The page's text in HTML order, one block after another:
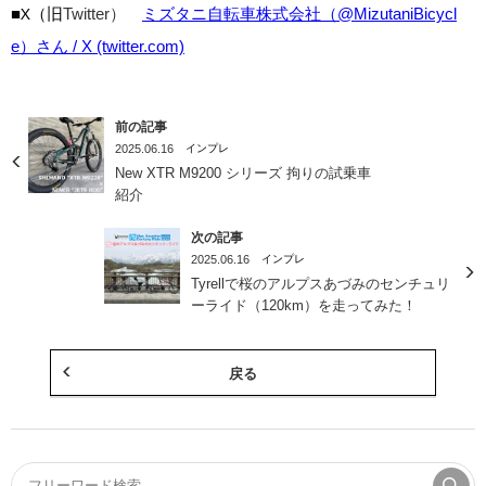
■X（旧Twitter）
ミズタニ自転車株式会社（@MizutaniBicycl
e）さん / X (twitter.com)
前の記事
2025.06.16 インプレ
New XTR M9200 シリーズ 拘りの試乗車
紹介
次の記事
2025.06.16 インプレ
Tyrellで桜のアルプスあづみのセンチュリ
ーライド（120km）を走ってみた！
戻る